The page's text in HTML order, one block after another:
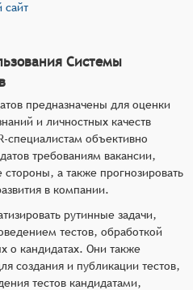
сайт
Системы
предназначены для оценки
и личностных качеств
специалистам объективно
требованиям вакансии,
а также прогнозировать
в компании.
рутинные задачи,
тестов, обработкой
о кандидатах. Они также
создания и публикации тестов,
тестов кандидатами,